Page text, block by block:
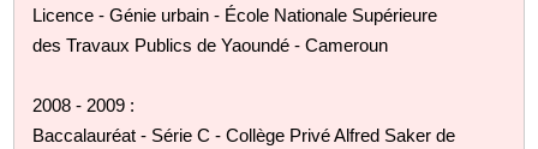
Licence - Génie urbain - École Nationale Supérieure
des Travaux Publics de Yaoundé - Cameroun
2008 - 2009 :
Baccalauréat - Série C - Collège Privé Alfred Saker de